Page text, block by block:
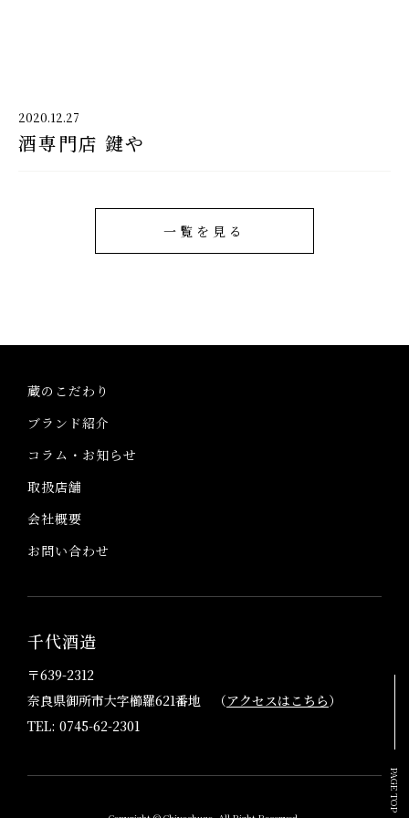
千代酒造トップ
ブランド紹介
お問い合わせ
2020.12.27
酒専門店 鍵や
一覧を見る
蔵のこだわり
ブランド紹介
コラム・お知らせ
取扱店舗
会社概要
お問い合わせ
千代酒造
〒639-2312
奈良県御所市大字櫛羅621番地 （アクセスはこちら）
TEL: 0745-62-2301
PAGE TOP